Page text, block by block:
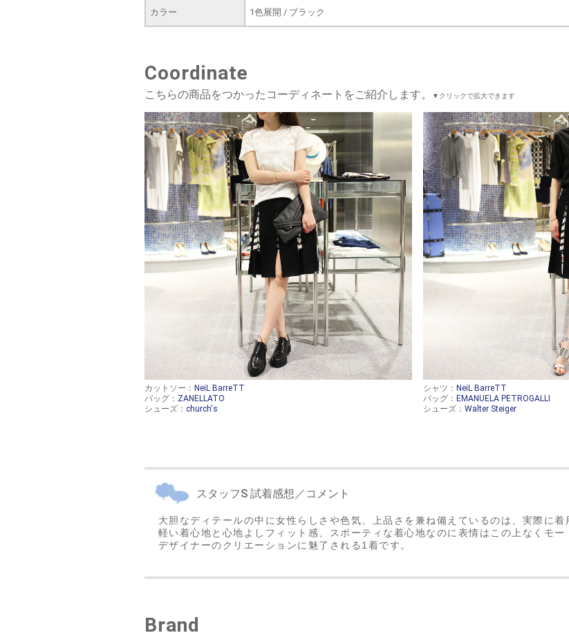
カラー 1色展開 / ブラック
Coordinate
こちらの商品をつかったコーディネートをご紹介します。 ▼クリックで拡大できます
カットソー： NeiL BarreTT
バッグ： ZANELLATO
シューズ： church's
シャツ： NeiL BarreTT
バッグ： EMANUELA PETROGALLI
シューズ： Walter Steiger
スタッフS 試着感想／コメント
大胆なディテールの中に女性らしさや色気、上品さを兼ね備えているのは、実際に着
軽い着心地と心地よしフィット感、スポーティな着心地なのに表情はこの上なくモー
デザイナーのクリエーションに魅了される1着です。
Brand